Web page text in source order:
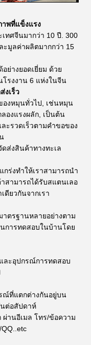
าพที่แข็งแรง
เทศจีนมากว่า 10 ปี. 300
ะมูลค่าผลิตมากกว่า 15
ย่างยอดเยี่ยม ด้วย
รงงาน 6 แห่งในจีน
งเร็ว
งหมุนทั่วไป, เช่นหมุน
องแรงผลัก, เป็นต้น
ะรวดเร็วตามคําขอของ
ส่งสินค้าทางทะเล
ร่งทําให้เราสามารถนํา
สามารถได้รับสแตนเลอ
ยวกันจากเรา
ตรฐานหลายอย่างตาม
การทดสอบในบ้านโดย
ะอุปกรณ์การทดสอบ
ณ์ที่แตกต่างกันอยู่บน
นต่อสัปดาห์
ผ่านอีเมล โทร/ข้อความ